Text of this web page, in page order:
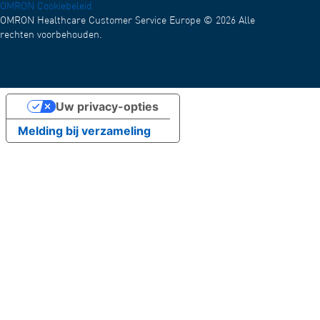
OMRON Cookiebeleid
OMRON Healthcare Customer Service Europe © 2026 Alle
rechten voorbehouden.
Melding bij verzameling
Uw privacy-opties